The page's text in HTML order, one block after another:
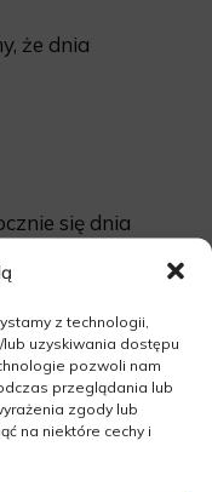
z technologii,
uzyskiwania dostępu
pozwoli nam
przeglądania lub
zgody lub
na niektóre cechy i
że dnia
się dnia
komunalnym
rozpocznie się
cmentarnej.
w smutku